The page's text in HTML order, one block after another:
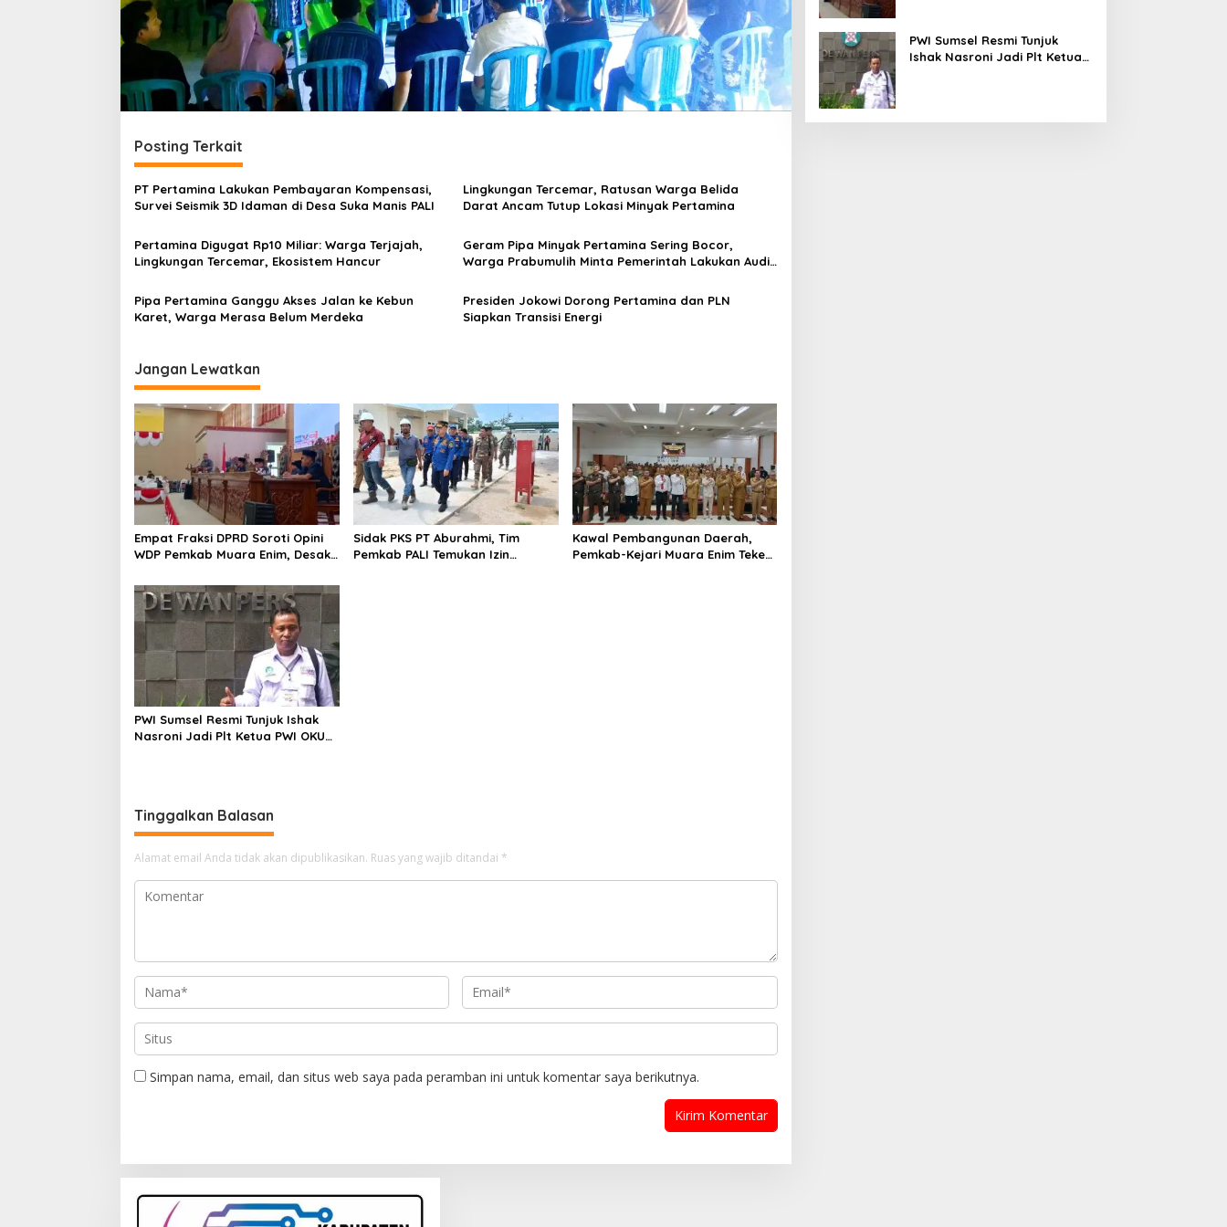
Posting Terkait
PT Pertamina Lakukan Pembayaran Kompensasi,
Survei Seismik 3D Idaman di Desa Suka Manis PALI
Lingkungan Tercemar, Ratusan Warga Belida
Darat Ancam Tutup Lokasi Minyak Pertamina
Pertamina Digugat Rp10 Miliar: Warga Terjajah,
Lingkungan Tercemar, Ekosistem Hancur
Geram Pipa Minyak Pertamina Sering Bocor,
Warga Prabumulih Minta Pemerintah Lakukan Audit
Pipa Pertamina Ganggu Akses Jalan ke Kebun
Karet, Warga Merasa Belum Merdeka
Presiden Jokowi Dorong Pertamina dan PLN
Siapkan Transisi Energi
Jangan Lewatkan
Empat Fraksi DPRD Soroti Opini
WDP Pemkab Muara Enim, Desak
Sidak PKS PT Aburahmi, Tim
Pemkab PALI Temukan Izin
Kawal Pembangunan Daerah,
Pemkab-Kejari Muara Enim Teken
PWI Sumsel Resmi Tunjuk Ishak
Nasroni Jadi Plt Ketua PWI OKU
Tinggalkan Balasan
Alamat email Anda tidak akan dipublikasikan. Ruas yang wajib ditandai *
Simpan nama, email, dan situs web saya pada peramban ini untuk komentar saya berikutnya.
PWI Sumsel Resmi Tunjuk
Ishak Nasroni Jadi Plt Ketua